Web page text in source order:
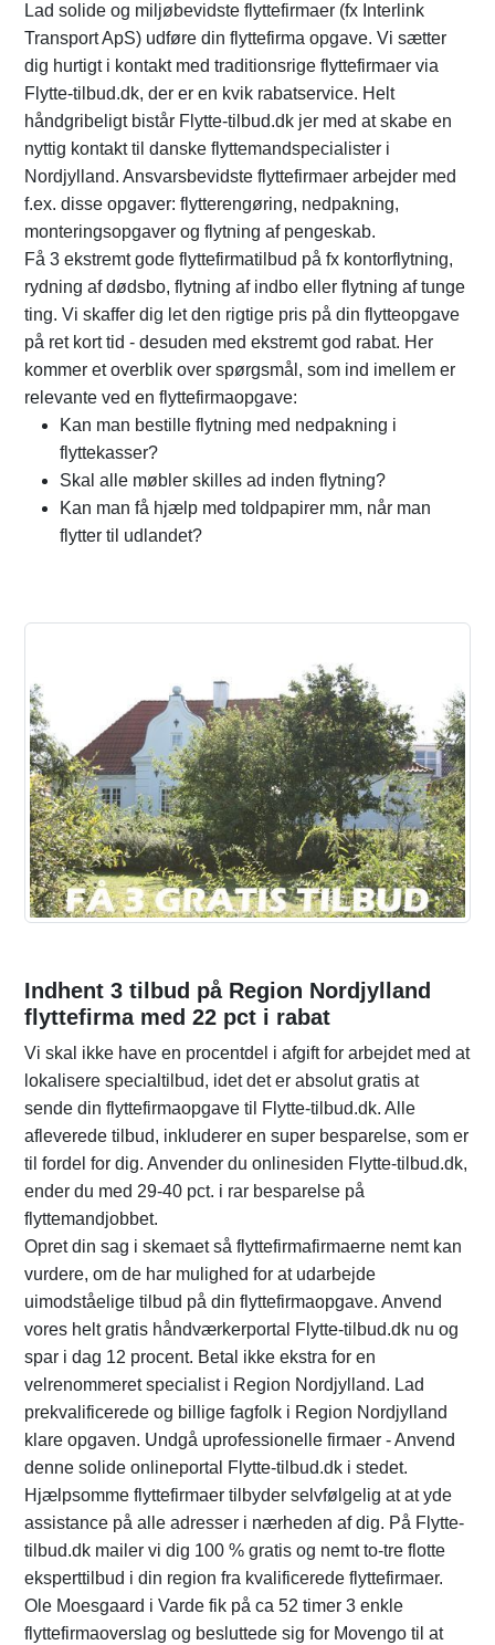
Lad solide og miljøbevidste flyttefirmaer (fx Interlink
Transport ApS) udføre din flyttefirma opgave. Vi sætter
dig hurtigt i kontakt med traditionsrige flyttefirmaer via
Flytte-tilbud.dk, der er en kvik rabatservice. Helt
håndgribeligt bistår Flytte-tilbud.dk jer med at skabe en
nyttig kontakt til danske flyttemandspecialister i
Nordjylland. Ansvarsbevidste flyttefirmaer arbejder med
f.ex. disse opgaver: flytterengøring, nedpakning,
monteringsopgaver og flytning af pengeskab.
Få 3 ekstremt gode flyttefirmatilbud på fx kontorflytning,
rydning af dødsbo, flytning af indbo eller flytning af tunge
ting. Vi skaffer dig let den rigtige pris på din flytteopgave
på ret kort tid - desuden med ekstremt god rabat. Her
kommer et overblik over spørgsmål, som ind imellem er
relevante ved en flyttefirmaopgave:
Kan man bestille flytning med nedpakning i
flyttekasser?
Skal alle møbler skilles ad inden flytning?
Kan man få hjælp med toldpapirer mm, når man
flytter til udlandet?
Indhent 3 tilbud på Region Nordjylland
flyttefirma med 22 pct i rabat
Vi skal ikke have en procentdel i afgift for arbejdet med at
lokalisere specialtilbud, idet det er absolut gratis at
sende din flyttefirmaopgave til Flytte-tilbud.dk. Alle
afleverede tilbud, inkluderer en super besparelse, som er
til fordel for dig. Anvender du onlinesiden Flytte-tilbud.dk,
ender du med 29-40 pct. i rar besparelse på
flyttemandjobbet.
Opret din sag i skemaet så flyttefirmafirmaerne nemt kan
vurdere, om de har mulighed for at udarbejde
uimodståelige tilbud på din flyttefirmaopgave. Anvend
vores helt gratis håndværkerportal Flytte-tilbud.dk nu og
spar i dag 12 procent. Betal ikke ekstra for en
velrenommeret specialist i Region Nordjylland. Lad
prekvalificerede og billige fagfolk i Region Nordjylland
klare opgaven. Undgå uprofessionelle firmaer - Anvend
denne solide onlineportal Flytte-tilbud.dk i stedet.
Hjælpsomme flyttefirmaer tilbyder selvfølgelig at at yde
assistance på alle adresser i nærheden af dig. På Flytte-
tilbud.dk mailer vi dig 100 % gratis og nemt to-tre flotte
eksperttilbud i din region fra kvalificerede flyttefirmaer.
Ole Moesgaard i Varde fik på ca 52 timer 3 enkle
flyttefirmaoverslag og besluttede sig for Movengo til at